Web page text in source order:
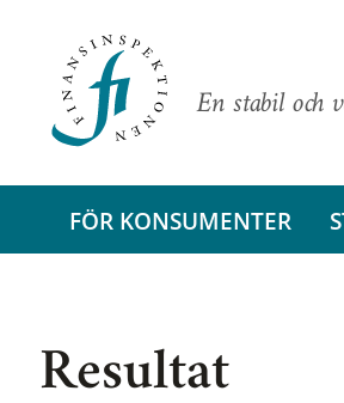
En stabil och
FÖR KONSUMENTER
Resultat